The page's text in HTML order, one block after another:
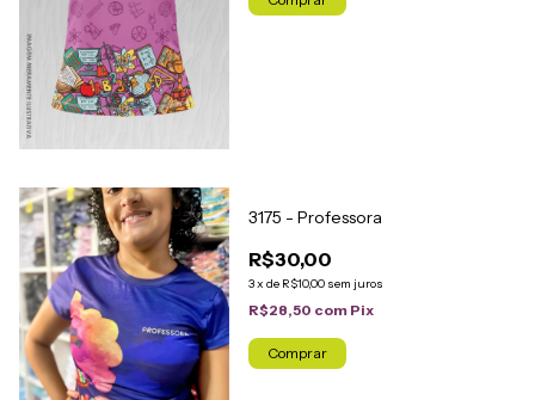
3175 - Professora
R$30,00
3x de R$10,00 sem juros
R$28,50 com Pix
Comprar